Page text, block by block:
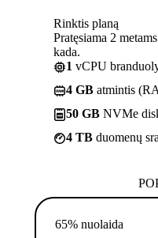
Rinktis planą
Pratęsiama 2
kada.
1 vCPU
4 GB atmintis
50 GB NVMe
4 TB duomenų
65% nuolaida